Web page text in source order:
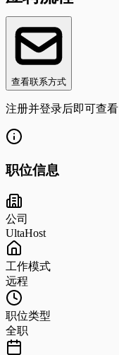
查看联系方式
注册并登录后即可查看
职位信息
公司
UltaHost
工作模式
远程
职位类型
全职